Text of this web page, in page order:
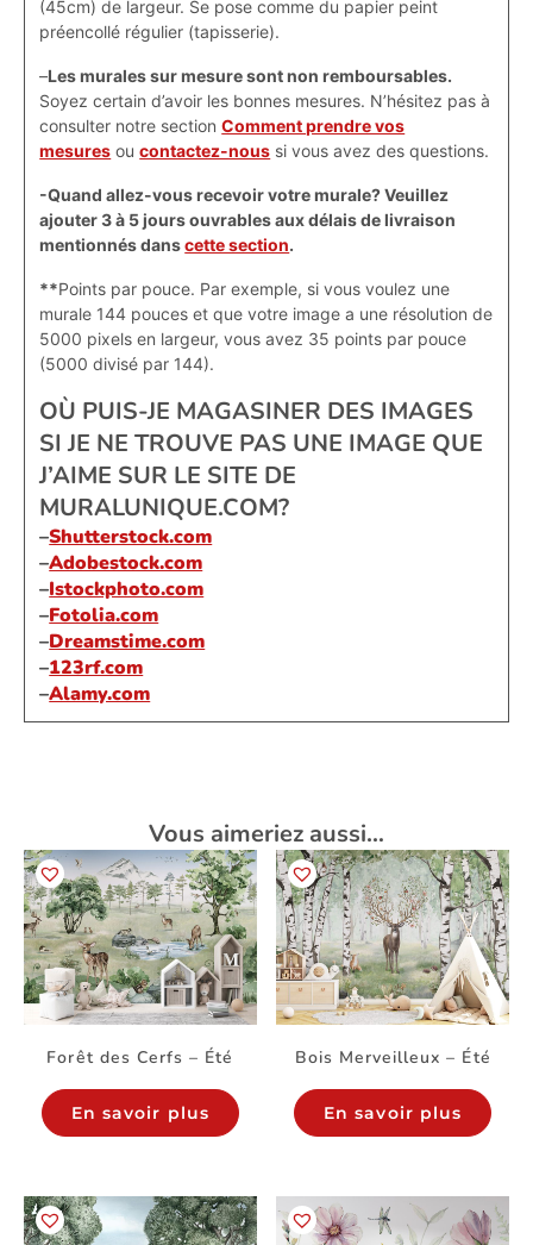
(45cm) de largeur. Se pose comme du papier peint
préencollé régulier (tapisserie).
–Les murales sur mesure sont non remboursables.
Soyez certain d’avoir les bonnes mesures. N’hésitez pas à
consulter notre sectionComment prendre vos
mesures oucontactez-nous si vous avez des questions.
-Quand allez-vous recevoir votre murale? Veuillez
ajouter 3 à 5 jours ouvrables aux délais de livraison
mentionnés danscette section.
**Points par pouce. Par exemple, si vous voulez une
murale 144 pouces et que votre image a une résolution de
5000 pixels en largeur, vous avez 35 points par pouce
(5000 divisé par 144).
OÙ PUIS-JE MAGASINER DES IMAGES
SI JE NE TROUVE PAS UNE IMAGE QUE
J’AIME SUR LE SITE DE
MURALUNIQUE.COM?
–Shutterstock.com
–Adobestock.com
–Istockphoto.com
–Fotolia.com
–Dreamstime.com
–123rf.com
–Alamy.com
Vous aimeriez aussi…
Forêt des Cerfs – Été
En savoir plus
Bois Merveilleux – Été
En savoir plus